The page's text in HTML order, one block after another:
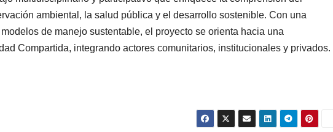
ambiental, la salud pública y el desarrollo sostenible. Con una
de manejo sustentable, el proyecto se orienta hacia una
Compartida, integrando actores comunitarios, institucionales y privados.